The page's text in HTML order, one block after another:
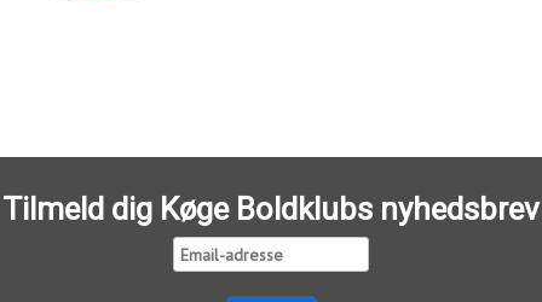
Tilmeld dig Køge Boldklubs nyhedsbrev